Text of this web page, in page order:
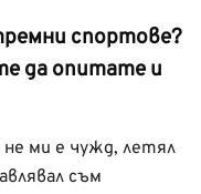
спортове?
да опитате и
ми е чужд, летял
съм